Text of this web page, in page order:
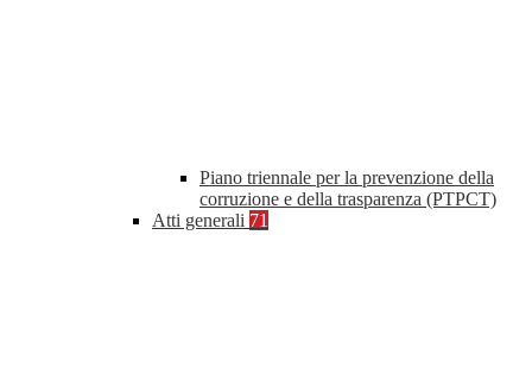
Piano triennale per la prevenzione della
corruzione e della trasparenza (PTPCT)
Atti generali 71